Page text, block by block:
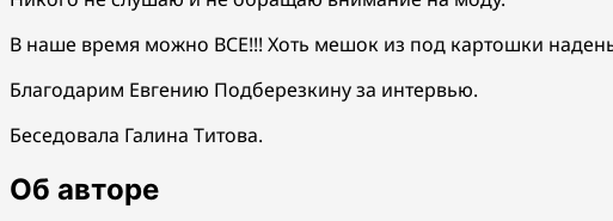
В наше время можно ВСЕ!!! Хоть мешок из под картошки
Благодарим Евгению Подберезкину за интервью.
Беседовала Галина Титова.
Об авторе